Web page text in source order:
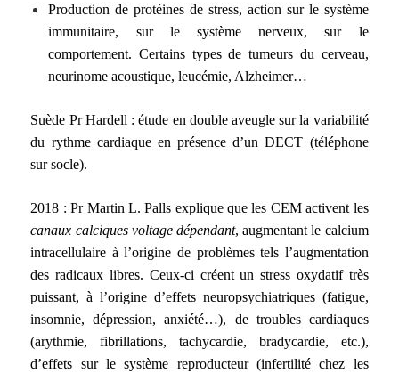
Production de protéines de stress, action sur le système
immunitaire, sur le système nerveux, sur le
comportement. Certains types de tumeurs du cerveau,
neurinome acoustique, leucémie, Alzheimer…
Suède Pr Hardell : étude en double aveugle sur la variabilité
du rythme cardiaque en présence d’un DECT (téléphone
sur socle).
2018 : Pr Martin L. Palls explique que les CEM activent les
canaux calciques voltage dépendant, augmentant le calcium
intracellulaire à l’origine de problèmes tels l’augmentation
des radicaux libres. Ceux-ci créent un stress oxydatif très
puissant, à l’origine d’effets neuropsychiatriques (fatigue,
insomnie, dépression, anxiété…), de troubles cardiaques
(arythmie, fibrillations, tachycardie, bradycardie, etc.),
d’effets sur le système reproducteur (infertilité chez les